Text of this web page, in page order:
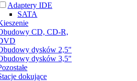
Adaptery IDE
SATA
CD, CD-R,
dysków 2,5"
dysków 3,5"
dokujące